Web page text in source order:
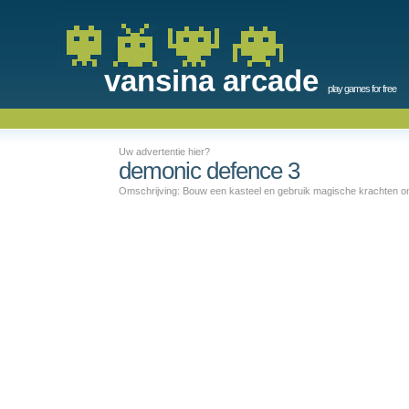
vansina arcade play games for free
Uw advertentie hier?
demonic defence 3
Omschrijving: Bouw een kasteel en gebruik magische krachten